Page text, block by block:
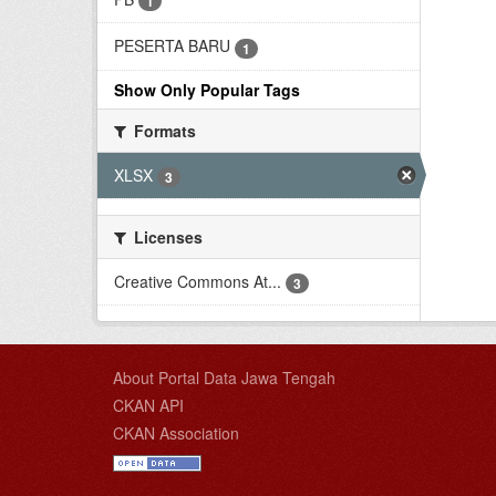
PESERTA BARU 1
Show Only Popular Tags
Formats
XLSX
3
Licenses
Creative Commons At...
3
About Portal Data Jawa Tengah
CKAN API
CKAN Association